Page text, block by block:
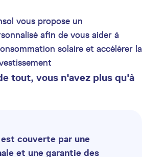
vous propose un
afin de vous aider à
solaire et accélérer la
tout, vous n'avez plus qu'à
couverte par une
et une garantie des